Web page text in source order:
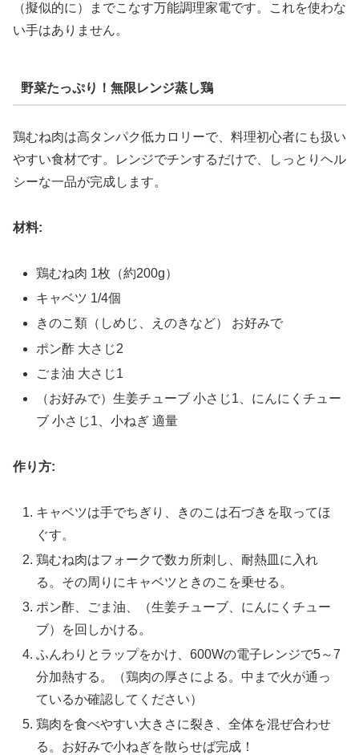
（擬似的に）までこなす万能調理家電です。これを使わな
い手はありません。
野菜たっぷり！無限レンジ蒸し鶏
鶏むね肉は高タンパク低カロリーで、料理初心者にも扱い
やすい食材です。レンジでチンするだけで、しっとりヘル
シーな一品が完成します。
材料:
鶏むね肉 1枚（約200g）
キャベツ 1/4個
きのこ類（しめじ、えのきなど） お好みで
ポン酢 大さじ2
ごま油 大さじ1
（お好みで）生姜チューブ 小さじ1、にんにくチュー
ブ 小さじ1、小ねぎ 適量
作り方:
キャベツは手でちぎり、きのこは石づきを取ってほ
ぐす。
鶏むね肉はフォークで数カ所刺し、耐熱皿に入れ
る。その周りにキャベツときのこを乗せる。
ポン酢、ごま油、（生姜チューブ、にんにくチュー
ブ）を回しかける。
ふんわりとラップをかけ、600Wの電子レンジで5～7
分加熱する。（鶏肉の厚さによる。中まで火が通っ
ているか確認してください）
鶏肉を食べやすい大きさに裂き、全体を混ぜ合わせ
る。お好みで小ねぎを散らせば完成！